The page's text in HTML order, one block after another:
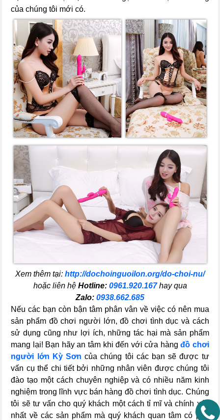
của chúng tôi mới có.
Xem thêm tại: http://dochoinguoilon.org/do-choi-nu/
hoặc liên hệ Hotline: 0961.920.167hay qua
Zalo: 0938.662.685
Nếu các bạn còn bận tâm phân vân về việc có nên mua
sản phẩm đồ chơi người lớn, đồ chơi tình dục và cách
sử dụng cũng như lợi ích, những tác hại mà sản phẩm
mang lại! Bạn hãy an tâm khi đến với cửa hàngđồ chơi
người lớn Kỳ Sơn của chúng tôi các bạn sẽ được tư
vấn cụ thể chi tiết bởi những nhân viên được chúng tôi
đào tạo một cách chuyên nghiệp và có nhiều năm kinh
nghiệm trong lĩnh vực bán hàng đồ chơi tình dục. Chúng
tôi sẽ tư vấn cho quý khách một cách tỉ mĩ và chính xác
nhất về các sản phẩm mà quý khách quan tâm có phù